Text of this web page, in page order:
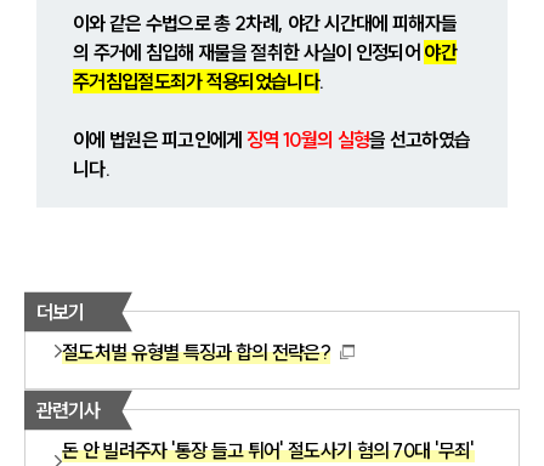
이와 같은 수법으로 총 2차례, 야간 시간대에 피해자들
의 주거에 침입해 재물을 절취한 사실이 인정되어 야간
주거침입절도죄가 적용되었습니다.
이에 법원은 피고인에게 징역 10월의 실형을 선고하였습
니다.
더보기
절도처벌 유형별 특징과 합의 전략은?
관련기사
돈 안 빌려주자 '통장 들고 튀어' 절도사기 혐의 70대 '무죄'